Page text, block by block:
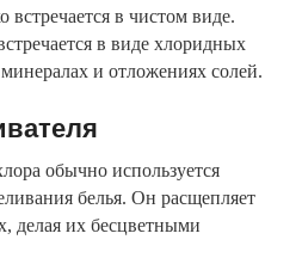
встречается в чистом виде.
в виде хлоридных
и отложениях солей.
обычно используется
белья. Он расщепляет
делая их бесцветными